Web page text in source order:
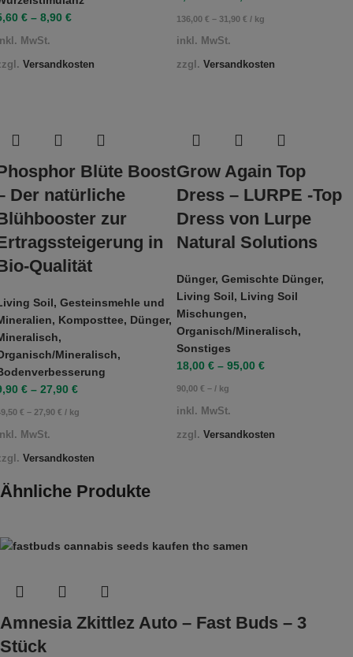
€ – 8,90 €
MwSt.
Versandkosten
136,00 € – 31,90 € / kg
inkl. MwSt.
zzgl. Versandkosten
Blüte Boost
Der natürliche
zur
in
Qualität
Soil, Gesteinsmehle und
, Komposttee, Dünger,
,
Mineralisch,
€ – 27,90 €
€ – 27,90 € / kg
MwSt.
Versandkosten
Grow Again Top
Dress – LURPE -Top
Dress von Lurpe
Natural Solutions
Dünger, Gemischte Dünger,
Living Soil, Living Soil
Mischungen,
Organisch/Mineralisch,
Sonstiges
18,00 € – 95,00 €
90,00 € – / kg
inkl. MwSt.
zzgl. Versandkosten
Ähnliche Produkte
Amnesia Zkittlez Auto – Fast Buds – 3
Stück